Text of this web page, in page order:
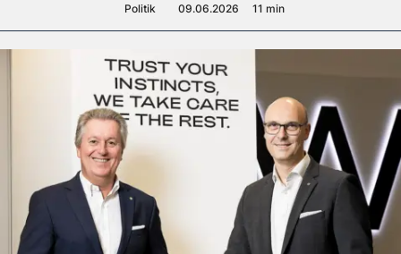
Politik 09.06.2026 11 min